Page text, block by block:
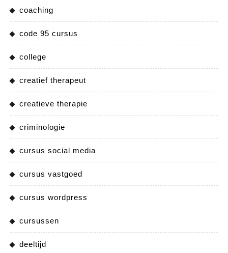
coaching
code 95 cursus
college
creatief therapeut
creatieve therapie
criminologie
cursus social media
cursus vastgoed
cursus wordpress
cursussen
deeltijd